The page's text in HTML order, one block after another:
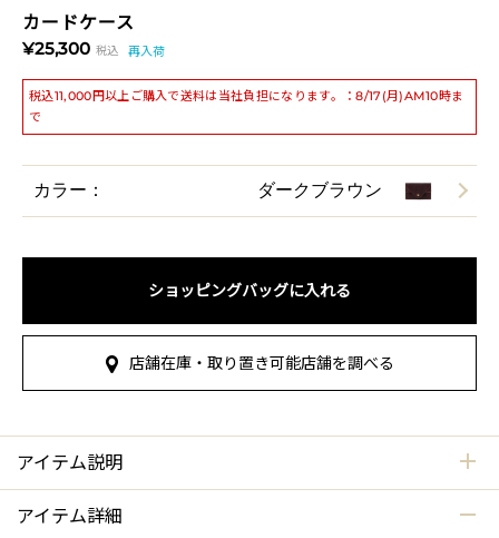
カードケース
¥25,300 税込 再入荷
税込11,000円以上ご購入で送料は当社負担になります。：8/17(月)AM10時ま
で
カラー： ダークブラウン
ショッピングバッグに入れる
店舗在庫・取り置き可能店舗を調べる
アイテム説明
アイテム詳細